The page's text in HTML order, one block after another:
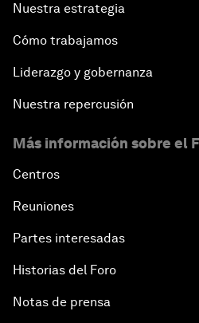
Nuestra estrategia
Cómo trabajamos
Liderazgo y gobernanza
Nuestra repercusión
Más información sobre el
Centros
Reuniones
Partes interesadas
Historias del Foro
Notas de prensa